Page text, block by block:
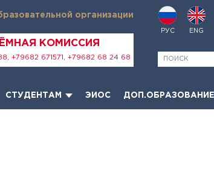
организации
КОМИССИЯ
+79682 671571, +79682 68 24 68
РУС ENG
СТУДЕНТАМ ЭИОС ДОП.ОБРАЗОВАНИЕ